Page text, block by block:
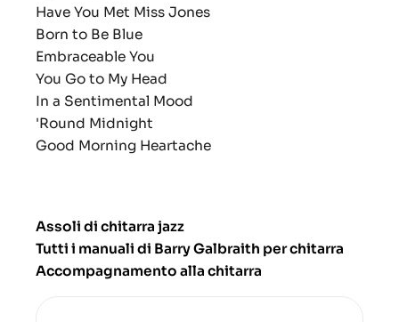
Have You Met Miss Jones
Born to Be Blue
Embraceable You
You Go to My Head
In a Sentimental Mood
'Round Midnight
Good Morning Heartache
Assoli di chitarra jazz
Tutti i manuali di Barry Galbraith per chitarra
Accompagnamento alla chitarra